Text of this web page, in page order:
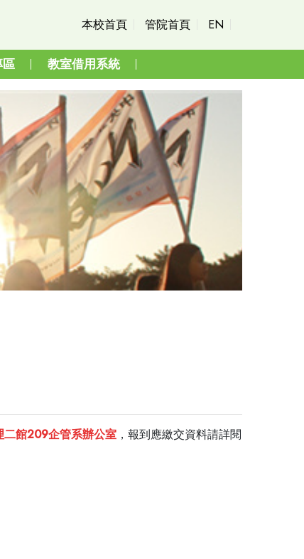
本校首頁 管院首頁 EN
教室借用系統
二館209企管系辦公室 ，報到應繳交資料請詳閱